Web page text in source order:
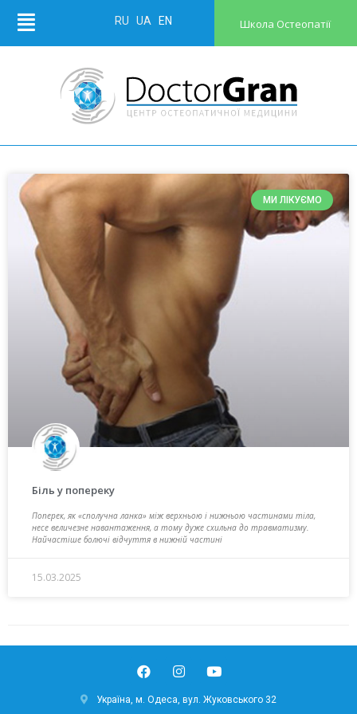
RU UA EN Школа Остеопатії
МИ ЛІКУЄМО
Біль у попереку
Поперек, як «сполучна ланка» між верхньою і нижньою частинами тіла,
несе величезне навантаження, а тому дуже схильна до травматизму.
Найчастіше болючі відчуття в нижній частині
15.03.2025
Україна, м. Одеса, вул. Жуковського 32